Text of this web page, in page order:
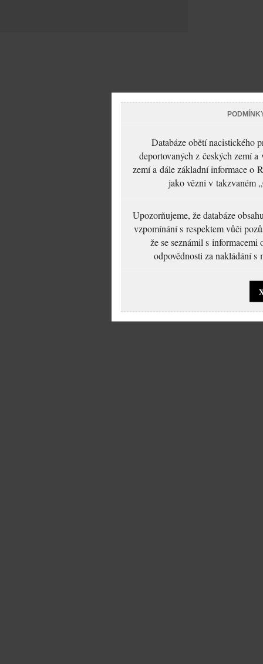
Databáze obětí nacistického
deportovaných z českých zemí
zemí a dále základní informace o
jako vězni v takzvaném
Upozorňujeme, že databáze
vzpomínání s respektem vůči
že se seznámil s
odpovědnosti za nakládání